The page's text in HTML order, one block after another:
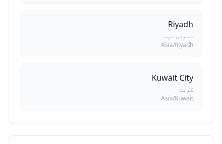
Riyadh
سعودی عرب
Asia/Riyadh
Kuwait City
کویت
Asia/Kuwait